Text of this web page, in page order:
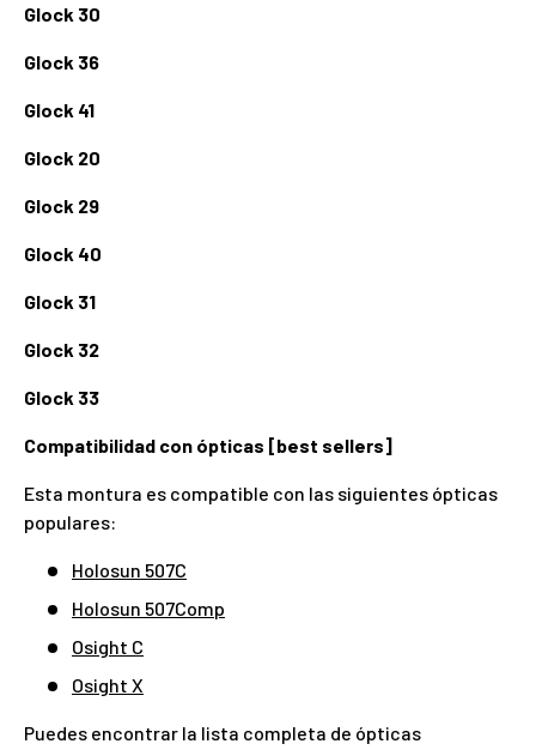
Glock 30
Glock 36
Glock 41
Glock 20
Glock 29
Glock 40
Glock 31
Glock 32
Glock 33
Compatibilidad con ópticas [best sellers]
Esta montura es compatible con las siguientes ópticas
populares:
Holosun 507C
Holosun 507Comp
Osight C
Osight X
Puedes encontrar la lista completa de ópticas